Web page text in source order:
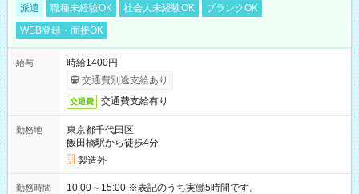
派遣 職種未経験OK 社会人未経験OK
ブランクOK
WEB登録・面接OK
給与
時給1400円
交通費別途支給あり
交通費 交通費支給有り
勤務地
東京都千代田区
飯田橋駅から徒歩4分
製造外
勤務時間 10:00～15:00 ※表記のうち実働5時間です。